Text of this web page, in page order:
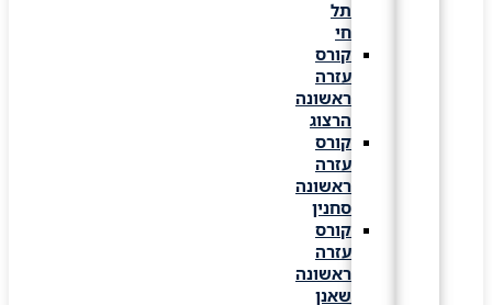
קורס
עזרה
ראשונה
הרצוג
קורס
עזרה
ראשונה
סחנין
קורס
עזרה
ראשונה